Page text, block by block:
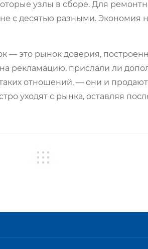
узлы в сборе. Для
с десятью разными. Экономия
— это рынок доверия,
рекламацию, прислали ли
отношений, — они и продают
уходят с рынка, оставляя